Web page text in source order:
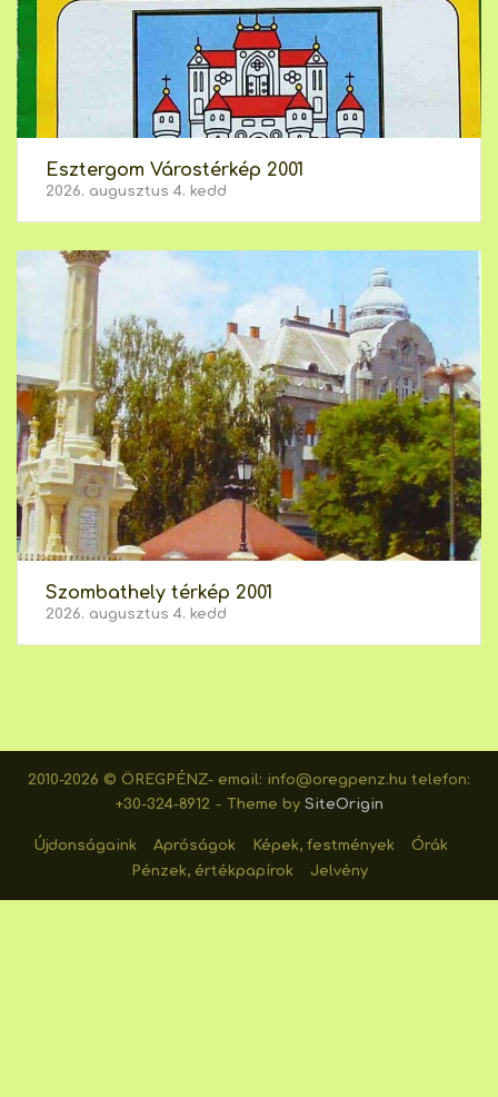
Esztergom Várostérkép 2001
2026. augusztus 4. kedd
Szombathely térkép 2001
2026. augusztus 4. kedd
2010-2026 © ÖREGPÉNZ- email: info@oregpenz.hu telefon:
+30-324-8912
Theme by SiteOrigin
Újdonságaink Apróságok Képek, festmények
Órák
Pénzek, értékpapírok
Jelvény